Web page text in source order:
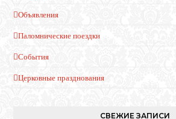
Объявления
Паломнические поездки
События
Церковные празднования
СВЕЖИЕ ЗАПИСИ